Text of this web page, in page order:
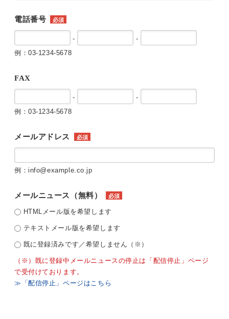
電話番号 必須
-
-
例：03-1234-5678
FAX
-
-
例：03-1234-5678
メールアドレス 必須
例：info@example.co.jp
メールニュース（無料） 必須
HTMLメール版を希望します
テキストメール版を希望します
既に登録済みです／希望しません（※）
（※）既に登録中メールニュースの停止は「配信停止」ページ
で受付けております。
≫「配信停止」ページはこちら